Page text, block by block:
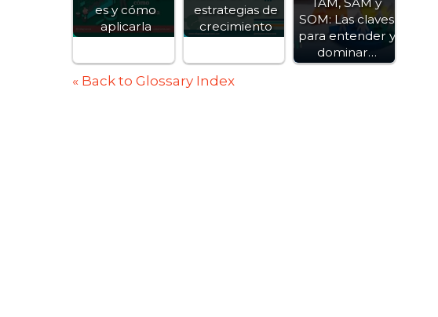
es y cómo
aplicarla
estrategias de
crecimiento
SOM: Las claves
para entender y
dominar…
« Back to Glossary Index